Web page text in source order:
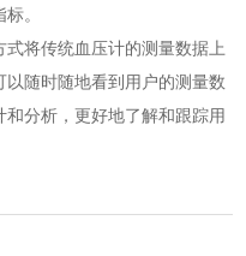
。
将传统血压计的测量数据上
随时随地看到用户的测量数
分析，更好地了解和跟踪用